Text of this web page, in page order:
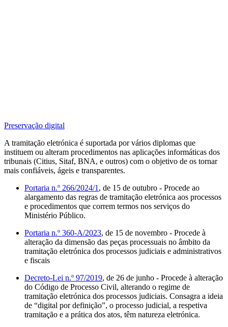
Preservação digital
A tramitação eletrónica é suportada por vários diplomas que
instituem ou alteram procedimentos nas aplicações informáticas dos
tribunais (Citius, Sitaf, BNA, e outros) com o objetivo de os tornar
mais confiáveis, ágeis e transparentes.
Portaria n.º 266/2024/1 , de 15 de outubro - Procede ao
alargamento das regras de tramitação eletrónica aos processos
e procedimentos que correm termos nos serviços do
Ministério Público.
Portaria n.º 360-A/2023, de 15 de novembro - Procede à
alteração da dimensão das peças processuais no âmbito da
tramitação eletrónica dos processos judiciais e administrativos
e fiscais
Decreto-Lei n.º 97/2019, de 26 de junho - Procede à alteração
do Código de Processo Civil, alterando o regime de
tramitação eletrónica dos processos judiciais. Consagra a ideia
de “digital por definição”, o processo judicial, a respetiva
tramitação e a prática dos atos, têm natureza eletrónica.